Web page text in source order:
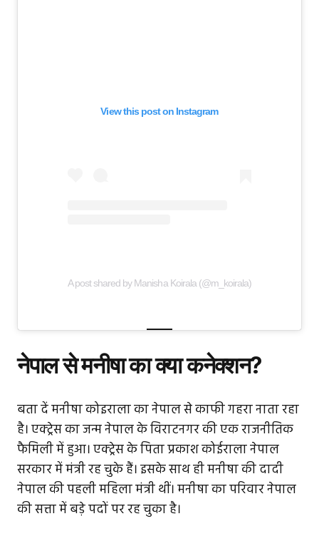
View this post on Instagram
A post shared by Manisha Koirala (@m_koirala)
नेपाल से मनीषा का क्या कनेक्शन?
बता दें मनीषा कोइराला का नेपाल से काफी गहरा नाता रहा
है। एक्ट्रेस का जन्म नेपाल के विराटनगर की एक राजनीतिक
फैमिली में हुआ। एक्ट्रेस के पिता प्रकाश कोईराला नेपाल
सरकार में मंत्री रह चुके हैं। इसके साथ ही मनीषा की दादी
नेपाल की पहली महिला मंत्री थीं। मनीषा का परिवार नेपाल
की सत्ता में बड़े पदों पर रह चुका है।